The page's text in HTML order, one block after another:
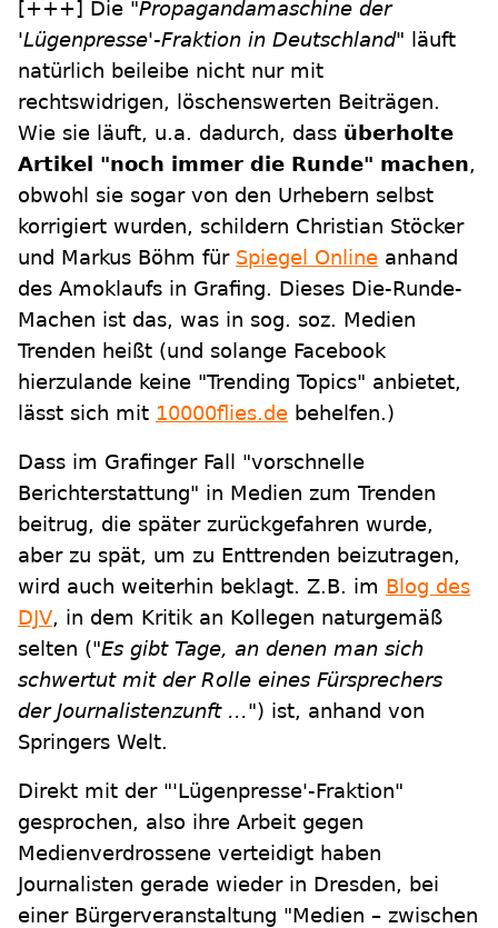
[+++] Die "Propagandamaschine der
'Lügenpresse'-Fraktion in Deutschland" läuft
natürlich beileibe nicht nur mit
rechtswidrigen, löschenswerten Beiträgen.
Wie sie läuft, u.a. dadurch, dass überholte
Artikel "noch immer die Runde" machen,
obwohl sie sogar von den Urhebern selbst
korrigiert wurden, schildern Christian Stöcker
und Markus Böhm für Spiegel Online anhand
des Amoklaufs in Grafing. Dieses Die-Runde-
Machen ist das, was in sog. soz. Medien
Trenden heißt (und solange Facebook
hierzulande keine "Trending Topics" anbietet,
lässt sich mit 10000flies.de behelfen.)
Dass im Grafinger Fall "vorschnelle
Berichterstattung" in Medien zum Trenden
beitrug, die später zurückgefahren wurde,
aber zu spät, um zu Enttrenden beizutragen,
wird auch weiterhin beklagt. Z.B. im Blog des
DJV, in dem Kritik an Kollegen naturgemäß
selten ("Es gibt Tage, an denen man sich
schwertut mit der Rolle eines Fürsprechers
der Journalistenzunft ...") ist, anhand von
Springers Welt.
Direkt mit der "'Lügenpresse'-Fraktion"
gesprochen, also ihre Arbeit gegen
Medienverdrossene verteidigt haben
Journalisten gerade wieder in Dresden, bei
einer Bürgerveranstaltung "Medien – zwischen